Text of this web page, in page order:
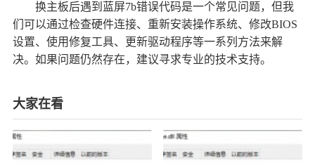
换主板后遇到蓝屏7b错误代码是一个常见问题，但我
们可以通过检查硬件连接、重新安装操作系统、修改BIOS
设置、使用修复工具、更新驱动程序等一系列方法来解
决。如果问题仍然存在，建议寻求专业的技术支持。
大家在看